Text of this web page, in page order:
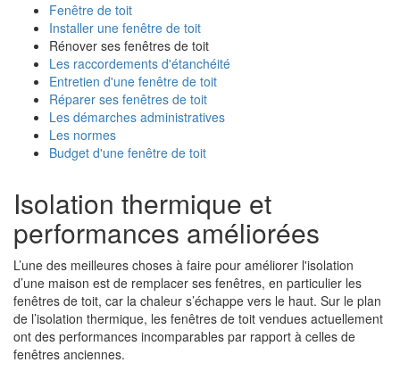
Fenêtre de toit
Installer une fenêtre de toit
Rénover ses fenêtres de toit
Les raccordements d'étanchéité
Entretien d'une fenêtre de toit
Réparer ses fenêtres de toit
Les démarches administratives
Les normes
Budget d'une fenêtre de toit
Isolation thermique et
performances améliorées
L’une des meilleures choses à faire pour améliorer l'isolation
d’une maison est de remplacer ses fenêtres, en particulier les
fenêtres de toit, car la chaleur s’échappe vers le haut. Sur le plan
de l’isolation thermique, les fenêtres de toit vendues actuellement
ont des performances incomparables par rapport à celles de
fenêtres anciennes.